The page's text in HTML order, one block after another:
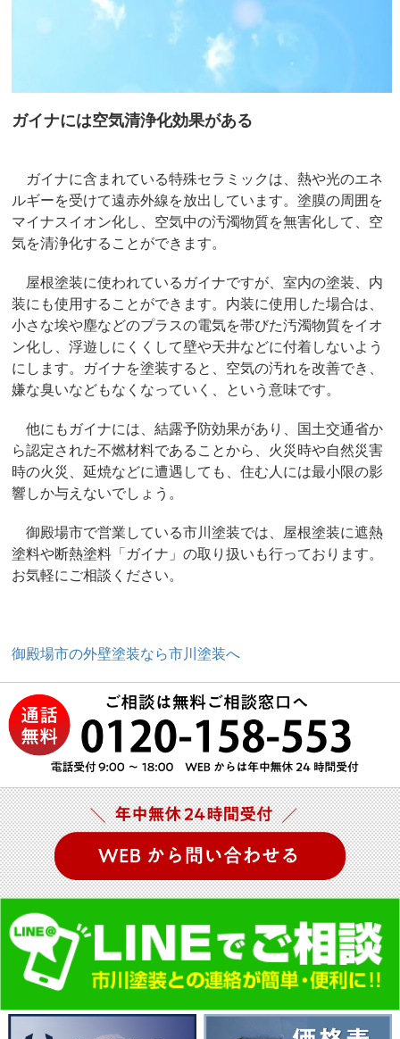
ガイナには空気清浄化効果がある
ガイナに含まれている特殊セラミックは、熱や光のエネ
ルギーを受けて遠赤外線を放出しています。塗膜の周囲を
マイナスイオン化し、空気中の汚濁物質を無害化して、空
気を清浄化することができます。
屋根塗装に使われているガイナですが、室内の塗装、内
装にも使用することができます。内装に使用した場合は、
小さな埃や塵などのプラスの電気を帯びた汚濁物質をイオ
ン化し、浮遊しにくくして壁や天井などに付着しないよう
にします。ガイナを塗装すると、空気の汚れを改善でき、
嫌な臭いなどもなくなっていく、という意味です。
他にもガイナには、結露予防効果があり、国土交通省か
ら認定された不燃材料であることから、火災時や自然災害
時の火災、延焼などに遭遇しても、住む人には最小限の影
響しか与えないでしょう。
御殿場市で営業している市川塗装では、屋根塗装に遮熱
塗料や断熱塗料「ガイナ」の取り扱いも行っております。
お気軽にご相談ください。
御殿場市の外壁塗装なら市川塗装へ